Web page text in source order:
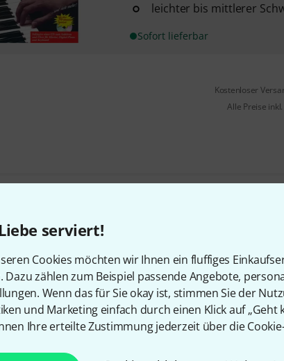
serviert!
Cookies möchten wir Ihnen ein fluffiges
Dazu zählen zum Beispiel passende Angebote,
Wenn das für Sie okay ist, stimmen Sie der
und Marketing einfach durch einen Klick auf „Geht
Ihre erteilte Zustimmung jederzeit über die
leichter bis mittlerer
Sofort lieferbar
Kostenloser
Alle Preise
Teilen Hilfe & Feedback